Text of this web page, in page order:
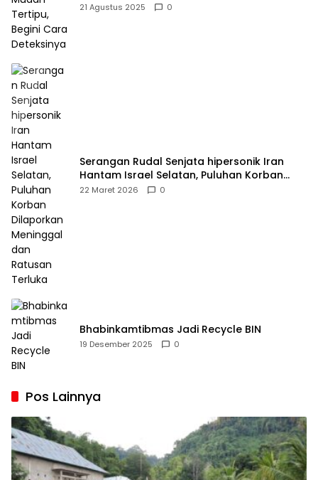
21 Agustus 2025 0
Serangan Rudal Senjata hipersonik Iran
Hantam Israel Selatan, Puluhan Korban
Dilaporkan Meninggal dan Ratusan Terluka
22 Maret 2026 0
Bhabinkamtibmas Jadi Recycle BIN
19 Desember 2025 0
Pos Lainnya